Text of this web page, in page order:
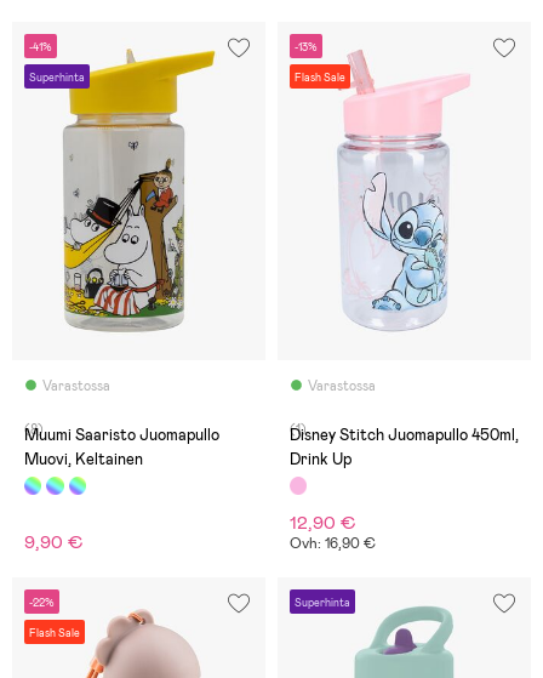
-41%
Superhinta
Varastossa
(8)
Muumi Saaristo Juomapullo
Muovi, Keltainen
9,90 €
-13%
Flash Sale
Varastossa
(1)
Disney Stitch Juomapullo 450ml,
Drink Up
12,90 €
Ovh: 16,90 €
-22%
Flash Sale
Superhinta